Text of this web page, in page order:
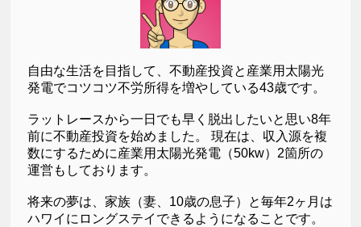
自由な生活を目指して、不動産投資と産業用太陽光
発電でコツコツ不労所得を増やしている43歳です。
ラットレースから一日でも早く脱出したいと思い8年
前に不動産投資を始めました。 現在は、収入源を複
数にするために産業用太陽光発電（50kw）2箇所の
運営もしております。
将来の夢は、家族（妻、10歳の息子）と毎年2ヶ月は
ハワイにロングステイできるようになることです。